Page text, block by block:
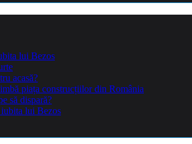
lui Bezos
acasă?
piața construcțiilor din România
să dispară?
lui Bezos